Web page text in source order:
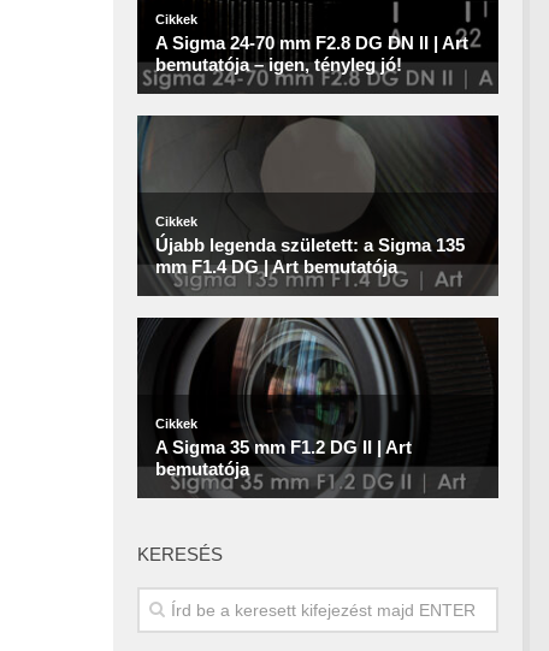
KERESÉS